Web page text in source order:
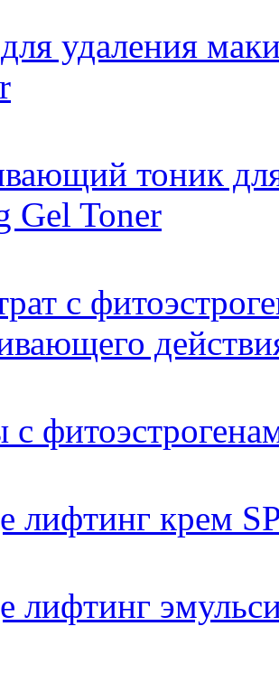
удаления
тоник
Gel Toner
с
с
лифтинг крем
лифтинг